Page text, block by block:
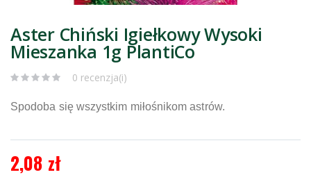
Aster Chiński Igiełkowy Wysoki
Mieszanka 1g PlantiCo
0 recenzja(i)
Spodoba się wszystkim miłośnikom astrów.
2,08 zł